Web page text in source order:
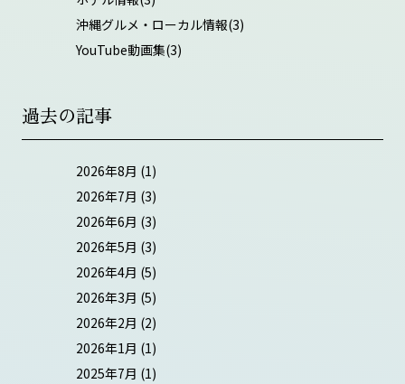
沖縄グルメ・ローカル情報(3)
YouTube動画集(3)
過去の記事
2026年8月 (1)
2026年7月 (3)
2026年6月 (3)
2026年5月 (3)
2026年4月 (5)
2026年3月 (5)
2026年2月 (2)
2026年1月 (1)
2025年7月 (1)